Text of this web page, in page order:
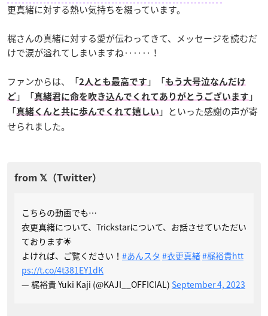
更真緒に対する熱い気持ちを綴っています。
梶さんの真緒に対する愛が伝わってきて、メッセージを読むだ
けで涙が溢れてしまいますね‥‥‥！
ファンからは、「2人とも最高です 」「もう大号泣なんだけ
ど 」「真緒君に命を吹き込んでくれてありがとうございます 」
「真緒くんと共に歩んでくれて嬉しい 」といった感謝の声が寄
せられました。
こちらの動画でも…
衣更真緒について、Trickstarについて、お話させていただい
ております🌟
よければ、ご覧ください！ #あんスタ #衣更真緒#梶裕貴htt
ps://t.co/4t381EY1dK
— 梶裕貴 Yuki Kaji (@KAJI__OFFICIAL) September 4, 2023